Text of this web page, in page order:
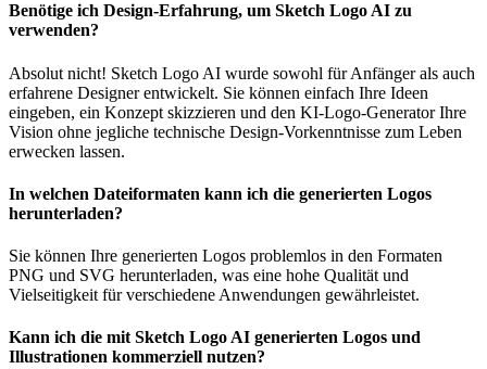
Benötige ich Design-Erfahrung, um Sketch Logo AI zu
verwenden?
Absolut nicht! Sketch Logo AI wurde sowohl für Anfänger als auch
erfahrene Designer entwickelt. Sie können einfach Ihre Ideen
eingeben, ein Konzept skizzieren und den KI-Logo-Generator Ihre
Vision ohne jegliche technische Design-Vorkenntnisse zum Leben
erwecken lassen.
In welchen Dateiformaten kann ich die generierten Logos
herunterladen?
Sie können Ihre generierten Logos problemlos in den Formaten
PNG und SVG herunterladen, was eine hohe Qualität und
Vielseitigkeit für verschiedene Anwendungen gewährleistet.
Kann ich die mit Sketch Logo AI generierten Logos und
Illustrationen kommerziell nutzen?